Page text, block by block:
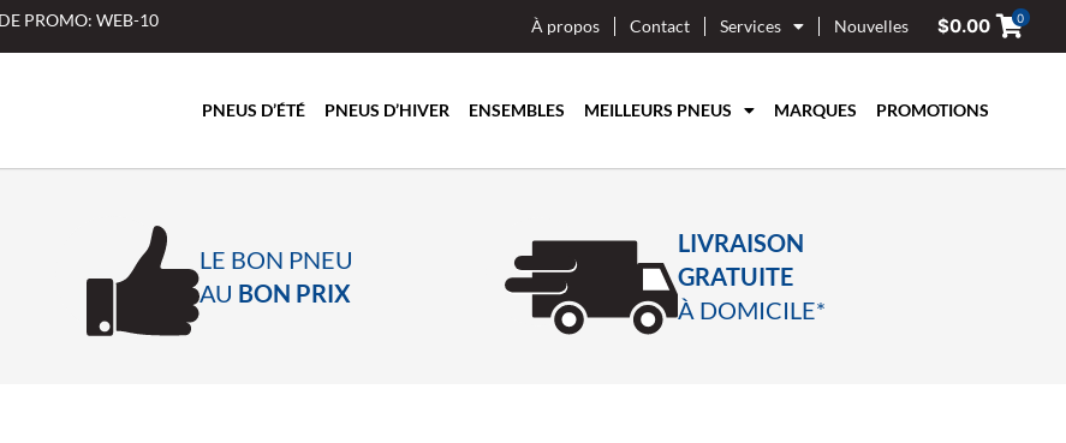
PROMO: WEB-10 À propos Contact Services Nouvelles $0.00 0
PNEUS D’ÉTÉ PNEUS D’HIVER ENSEMBLES MEILLEURS PNEUS MARQUES PROMOTIONS
LE BON PNEU
AU BON PRIX
LIVRAISON
GRATUITE
À DOMICILE*